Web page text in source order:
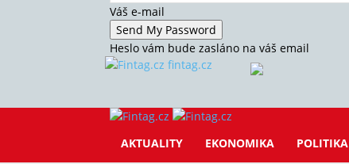
Váš e-mail
Heslo vám bude zasláno na váš email
fintag.cz
AKTUALITY EKONOMIKA POLITIKA